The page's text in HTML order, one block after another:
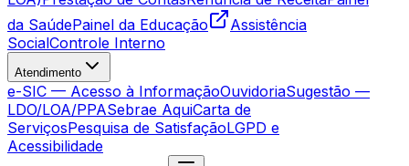
da SaúdePainel da Educação
Assistência
SocialControle Interno
Atendimento
e-SIC — Acesso à InformaçãoOuvidoriaSugestão —
LDO/LOA/PPASebrae AquiCarta de
ServiçosPesquisa de SatisfaçãoLGPD e
Acessibilidade